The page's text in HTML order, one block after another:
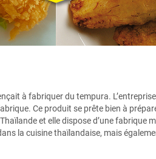
à fabriquer du tempura.
Ce produit se prête bien à
et elle dispose d’une fabrique
la cuisine thaïlandaise, mais